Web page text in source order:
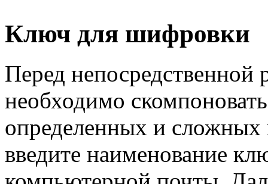
Ключ для шифровки
Перед непосредственной
необходимо
определенных и
введите наименование